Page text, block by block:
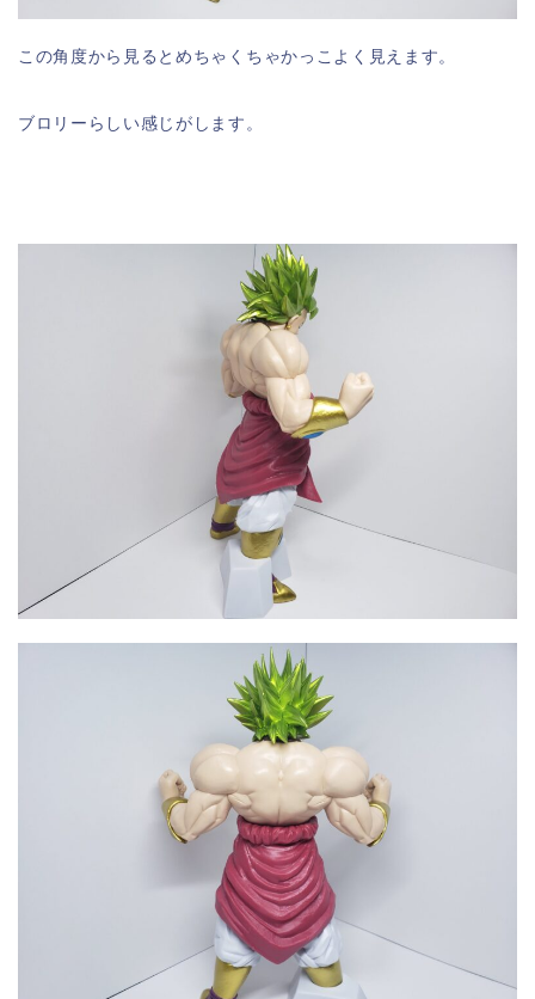
この角度から見るとめちゃくちゃかっこよく見えます。
ブロリーらしい感じがします。